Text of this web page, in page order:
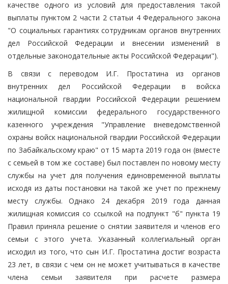
качестве одного из условий для предоставления такой
выплаты пунктом 2 части 2 статьи 4 Федерального закона
"О социальных гарантиях сотрудникам органов внутренних
дел Российской Федерации и внесении изменений в
отдельные законодательные акты Российской Федерации").
В связи с переводом И.Г. Простатина из органов
внутренних дел Российской Федерации в войска
национальной гвардии Российской Федерации решением
жилищной комиссии федерального государственного
казенного учреждения "Управление вневедомственной
охраны войск национальной гвардии Российской Федерации
по Забайкальскому краю" от 15 марта 2019 года он (вместе
с семьей в том же составе) был поставлен по новому месту
службы на учет для получения единовременной выплаты
исходя из даты постановки на такой же учет по прежнему
месту службы. Однако 24 декабря 2019 года данная
жилищная комиссия со ссылкой на подпункт "б" пункта 19
Правил приняла решение о снятии заявителя и членов его
семьи с этого учета. Указанный коллегиальный орган
исходил из того, что сын И.Г. Простатина достиг возраста
23 лет, в связи с чем он не может учитываться в качестве
члена семьи заявителя при расчете размера